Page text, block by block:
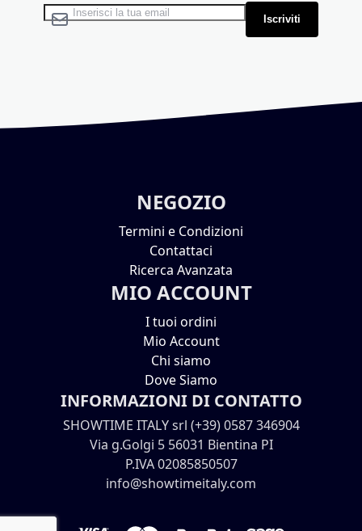
Iscriviti alla nostra Newsletter: Iscriviti
NEGOZIO
Termini e Condizioni
Contattaci
Ricerca Avanzata
MIO ACCOUNT
I tuoi ordini
Mio Account
Chi siamo
Dove Siamo
INFORMAZIONI DI CONTATTO
SHOWTIME ITALY srl (+39) 0587 346904
Via g.Golgi 5 56031 Bientina PI
P.IVA 02085850507
info@showtimeitaly.com